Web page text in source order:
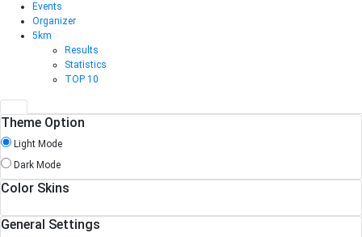
Events
Organizer
5km
Results
Statistics
TOP 10
Theme Option
Light Mode
Dark Mode
Color Skins
General Settings